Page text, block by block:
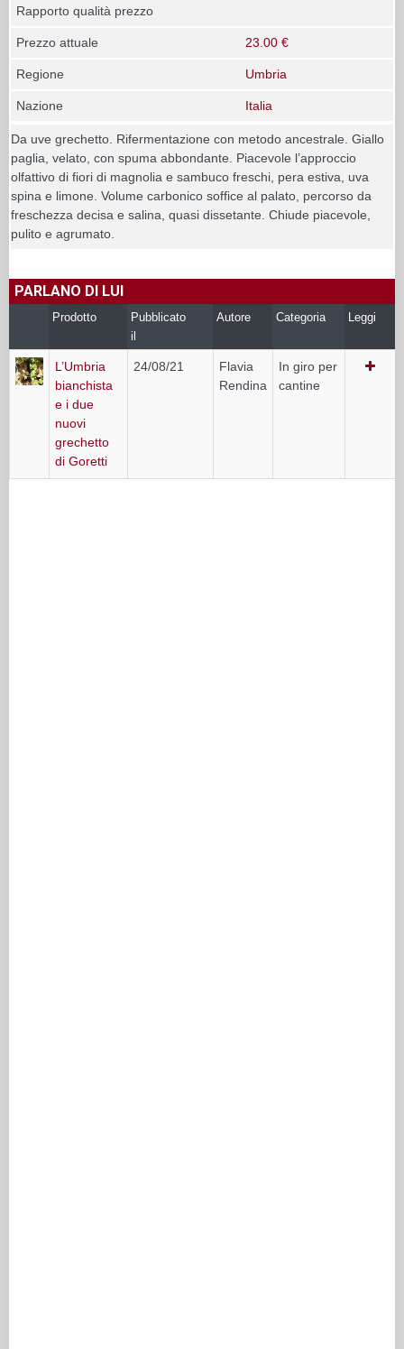
Rapporto qualità prezzo
Prezzo attuale 23.00 €
Regione Umbria
Nazione Italia
Da uve grechetto. Rifermentazione con metodo ancestrale. Giallo
paglia, velato, con spuma abbondante. Piacevole l’approccio
olfattivo di fiori di magnolia e sambuco freschi, pera estiva, uva
spina e limone. Volume carbonico soffice al palato, percorso da
freschezza decisa e salina, quasi dissetante. Chiude piacevole,
pulito e agrumato.
PARLANO DI LUI
Prodotto
Pubblicato
il
Autore Categoria Leggi
L’Umbria
bianchista
e i due
nuovi
grechetto
di Goretti
24/08/21
Flavia
Rendina
In giro per
cantine